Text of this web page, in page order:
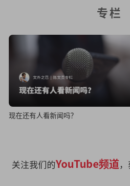
专栏
现在还有人看新闻吗？
关注我们的YouTube频道